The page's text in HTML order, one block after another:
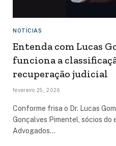
NOTÍCIAS
Entenda com Lucas
funciona a
recuperação judicial
fevereiro 25, 2026
Conforme frisa o Dr. Lucas
Gonçalves Pimentel, sócios do
Advogados…